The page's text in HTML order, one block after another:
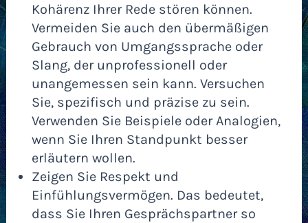
Kohärenz Ihrer Rede stören können.
Vermeiden Sie auch den übermäßigen
Gebrauch von Umgangssprache oder
Slang, der unprofessionell oder
unangemessen sein kann. Versuchen
Sie, spezifisch und präzise zu sein.
Verwenden Sie Beispiele oder Analogien,
wenn Sie Ihren Standpunkt besser
erläutern wollen.
Zeigen Sie Respekt und
Einfühlungsvermögen. Das bedeutet,
dass Sie Ihren Gesprächspartner so